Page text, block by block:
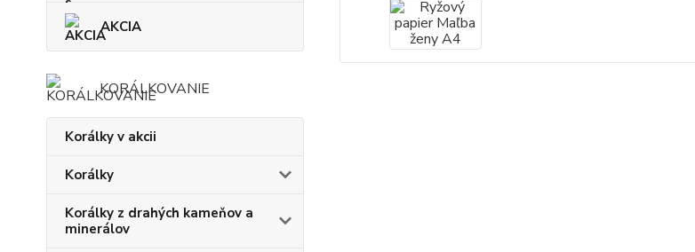
AKCIA
KORÁLKOVANIE
Korálky v akcii
Korálky
Korálky z drahých kameňov a
minerálov